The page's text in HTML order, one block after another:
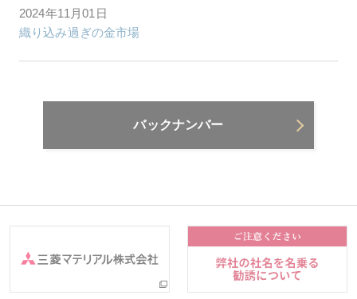
2024年11月01日
織り込み過ぎの金市場
バックナンバー